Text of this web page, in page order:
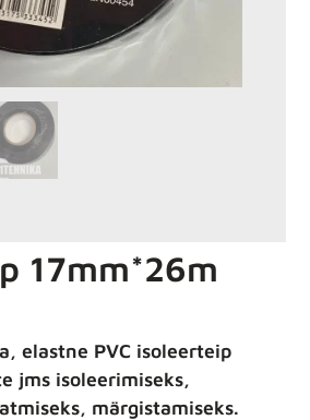
17mm*26m
elastne PVC isoleerteip
jms isoleerimiseks,
märgistamiseks.